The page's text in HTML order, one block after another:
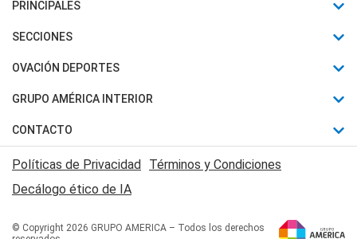
PRINCIPALES
Últimas Noticias
Política
Judiciales
Economia
SECCIONES
Horóscopo
Motores
Trucos caseros
Series y Películas
Edictos y Solicitadas
OVACIÓN DEPORTES
Fútbol
Mundial
Automovilismo
Rugby
Básquet
GRUPO AMÉRICA INTERIOR
Canal 7 en Vivo
San Juan 8
CONTACTO
Acerca de Nosotros
Contactanos
Políticas de Privacidad Términos y Condiciones
Decálogo ético de IA
© Copyright 2026 GRUPO AMERICA – Todos los derechos